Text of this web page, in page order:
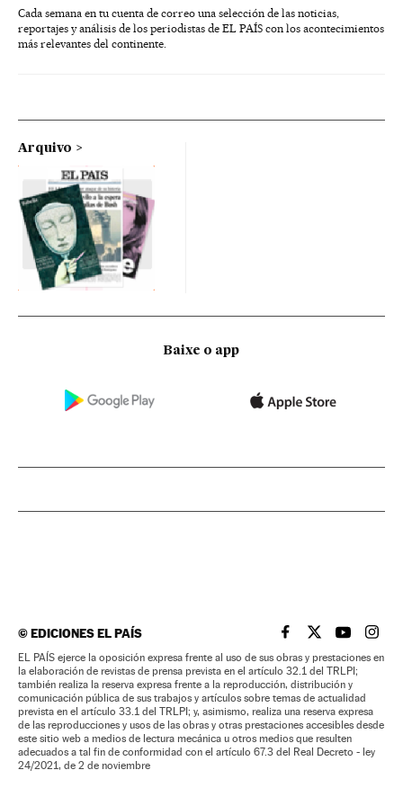
Cada semana en tu cuenta de correo una selección de las noticias,
reportajes y análisis de los periodistas de EL PAÍS con los acontecimientos
más relevantes del continente.
Arquivo
Baixe o app
©EDICIONES EL PAÍS EL PAÍS BRASIL EN
EL PAÍSEL PAÍS
EL
EL PAÍS ejerce la oposición expresa frente al uso de sus obras y prestaciones en
la elaboración de revistas de prensa prevista en el artículo 32.1 del TRLPI;
también realiza la reserva expresa frente a la reproducción, distribución y
comunicación pública de sus trabajos y artículos sobre temas de actualidad
prevista en el artículo 33.1 del TRLPI; y, asimismo, realiza una reserva expresa
de las reproducciones y usos de las obras y otras prestaciones accesibles desde
este sitio web a medios de lectura mecánica u otros medios que resulten
adecuados a tal fin de conformidad con el artículo 67.3 del Real Decreto - ley
24/2021, de 2 de noviembre